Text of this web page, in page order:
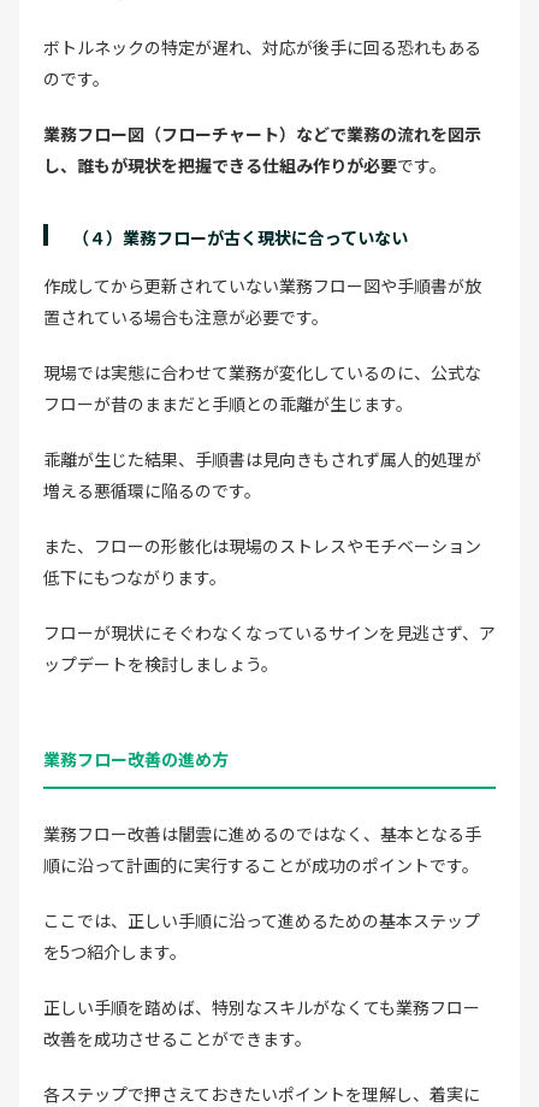
ボトルネックの特定が遅れ、対応が後手に回る恐れもある
のです。
業務フロー図（フローチャート）などで業務の流れを図示
し、誰もが現状を把握できる仕組み作りが必要です。
（４）業務フローが古く現状に合っていない
作成してから更新されていない業務フロー図や手順書が放
置されている場合も注意が必要です。
現場では実態に合わせて業務が変化しているのに、公式な
フローが昔のままだと手順との乖離が生じます。
乖離が生じた結果、手順書は見向きもされず属人的処理が
増える悪循環に陥るのです。
また、フローの形骸化は現場のストレスやモチベーション
低下にもつながります。
フローが現状にそぐわなくなっているサインを見逃さず、ア
ップデートを検討しましょう。
業務フロー改善の進め方
業務フロー改善は闇雲に進めるのではなく、基本となる手
順に沿って計画的に実行することが成功のポイントです。
ここでは、正しい手順に沿って進めるための基本ステップ
を5つ紹介します。
正しい手順を踏めば、特別なスキルがなくても業務フロー
改善を成功させることができます。
各ステップで押さえておきたいポイントを理解し、着実に